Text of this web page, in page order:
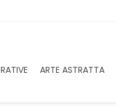
ARTE ASTRATTA